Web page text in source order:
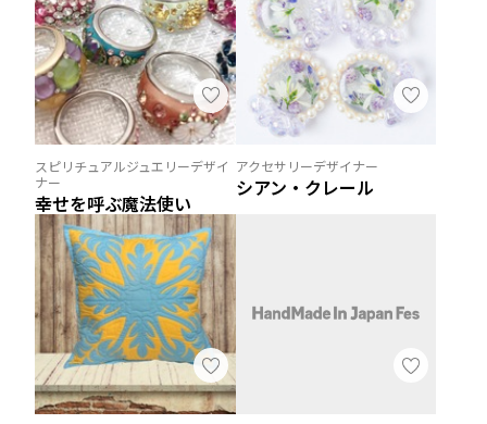
スピリチュアルジュエリーデザイ
ナー
幸せを呼ぶ魔法使い
アクセサリーデザイナー
シアン・クレール